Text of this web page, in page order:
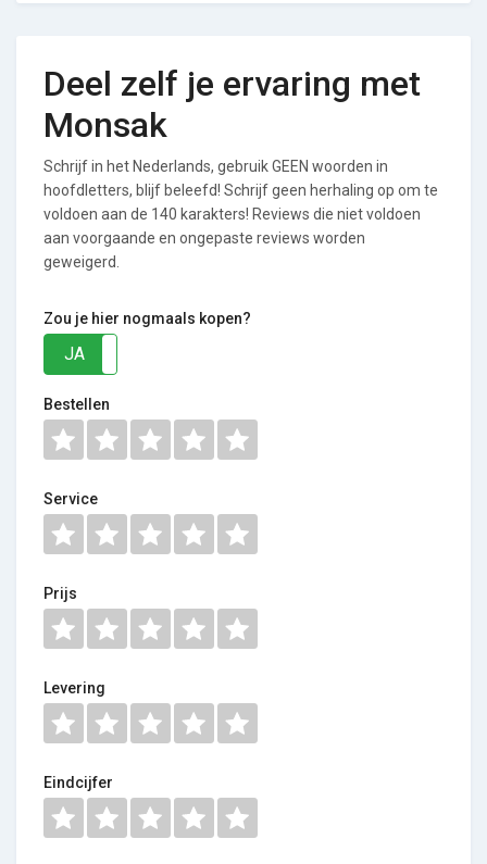
Deel zelf je ervaring met
Monsak
Schrijf in het Nederlands, gebruik GEEN woorden in
hoofdletters, blijf beleefd! Schrijf geen herhaling op om te
voldoen aan de 140 karakters! Reviews die niet voldoen
aan voorgaande en ongepaste reviews worden
geweigerd.
Zou je hier nogmaals kopen?
JA
Bestellen
Service
Prijs
Levering
Eindcijfer